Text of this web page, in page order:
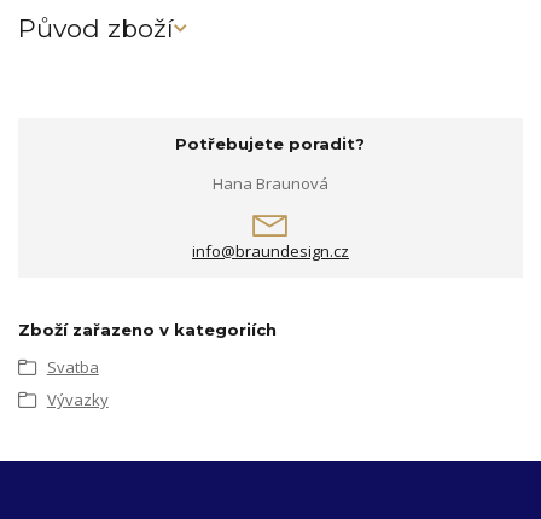
Původ zboží
Potřebujete poradit?
Hana Braunová
info@braundesign.cz
Zboží zařazeno v kategoriích
Svatba
Vývazky